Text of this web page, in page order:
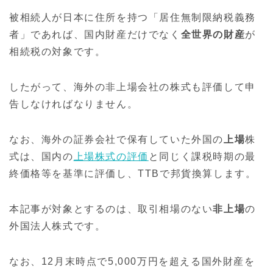
被相続人が日本に住所を持つ「居住無制限納税義務
者」であれば、国内財産だけでなく 全世界の財産が
相続税の対象です。
したがって、海外の非上場会社の株式も評価して申
告しなければなりません。
なお、海外の証券会社で保有していた外国の 上場株
式は、国内の 上場株式の評価 と同じく課税時期の最
終価格等を基準に評価し、TTBで邦貨換算します。
本記事が対象とするのは、取引相場のない非上場の
外国法人株式です。
なお、12月末時点で5,000万円を超える国外財産を